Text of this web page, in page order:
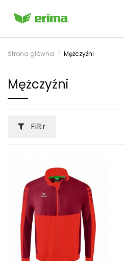
Strona główna Mężczyźni
Mężczyźni
Filtr